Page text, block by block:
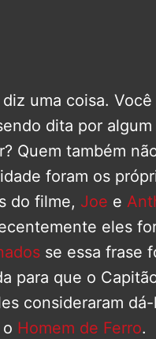
diz uma coisa.
dita por
Quem também
foram os
do filme, Joe e
eles
se essa frase
para que o
consideraram
Homem de Ferro.